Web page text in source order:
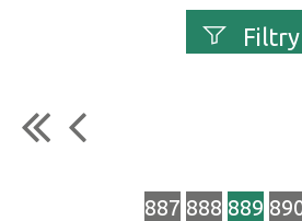
Filtry
Kategoria
887 888 889